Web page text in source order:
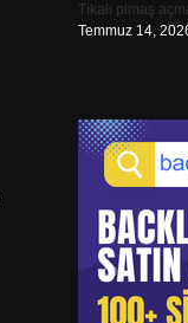
Tıkalı pimaş
Temmuz 14,